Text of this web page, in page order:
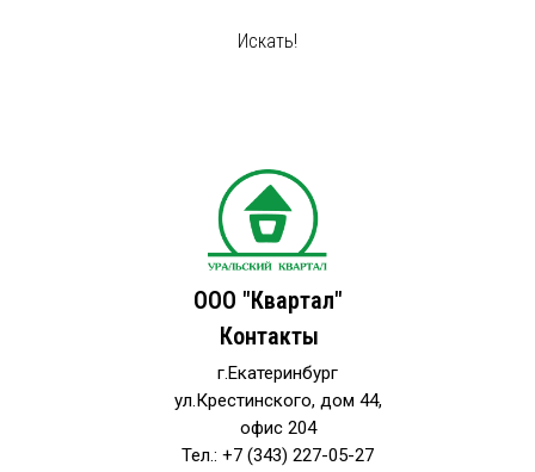
Искать!
ООО "Квартал"
Контакты
г.Екатеринбург
ул.Крестинского, дом 44,
офис 204
Тел.: +7 (343) 227-05-27